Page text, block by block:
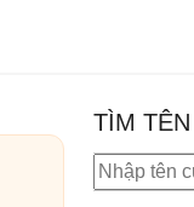
TÌM
Tìm kiếm